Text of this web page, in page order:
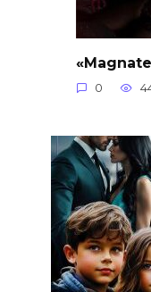
0